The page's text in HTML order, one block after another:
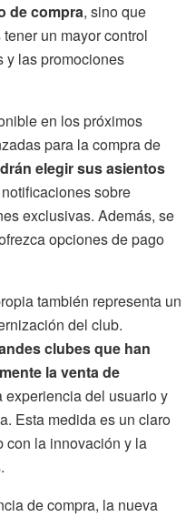
de compra, sino que
un mayor control
y las promociones
en los próximos
para la compra de
elegir sus asientos
sobre
exclusivas. Además, se
opciones de pago
también representa un
del club.
clubes que han
la venta de
experiencia del usuario y
Esta medida es un claro
con la innovación y la
de compra, la nueva